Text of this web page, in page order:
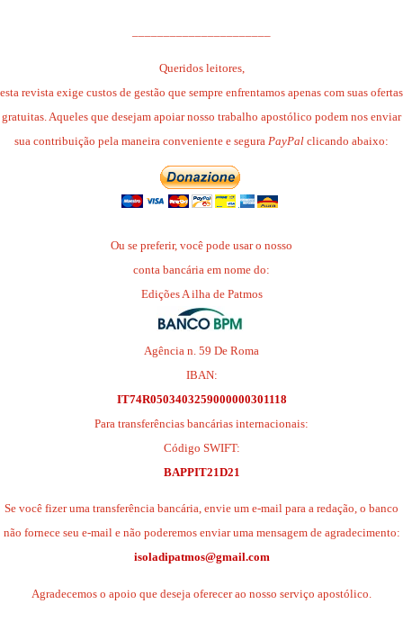
Queridos leitores,
esta revista exige custos de gestão que sempre enfrentamos apenas com suas ofertas
gratuitas. Aqueles que desejam apoiar nosso trabalho apostólico podem nos enviar
sua contribuição pela maneira conveniente e segura PayPal clicando abaixo:
Ou se preferir, você pode usar o nosso
conta bancária em nome do:
Edições A ilha de Patmos
Agência n. 59 De Roma
IBAN:
IT74R0503403259000000301118
Para transferências bancárias internacionais:
Código SWIFT:
BAPPIT21D21
Se você fizer uma transferência bancária, envie um e-mail para a redação, o banco
não fornece seu e-mail e não poderemos enviar uma mensagem de agradecimento:
isoladipatmos@gmail.com
Agradecemos o apoio que deseja oferecer ao nosso serviço apostólico.